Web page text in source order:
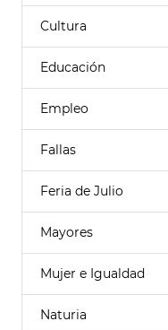
Cultura
Educación
Empleo
Fallas
Feria de Julio
Mayores
Mujer e Igualdad
Naturia